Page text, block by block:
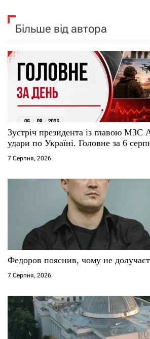
Більше від автора
Зустріч президента із главою МЗС
удари по Україні. Головне за 6
7 Серпня, 2026
Федоров пояснив, чому не
7 Серпня, 2026